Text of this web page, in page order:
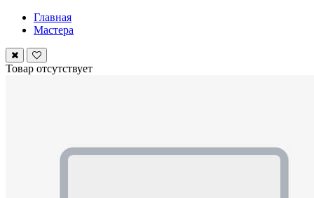
Главная
Мастера
Товар отсутствует